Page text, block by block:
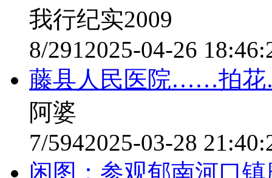
我行纪实2009
8/2912025-04-26
藤县人民医院……拍
阿婆
7/5942025-03-28
闲图：参观郁南河口